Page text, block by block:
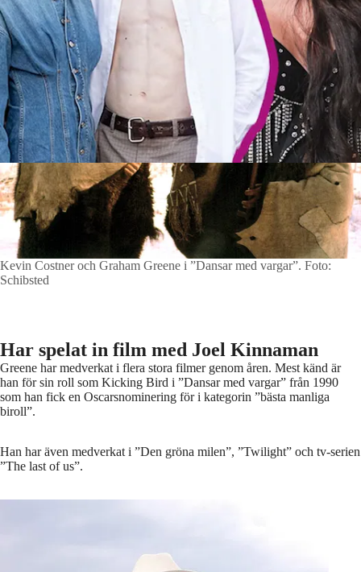
Kevin Costner och Graham Greene i ”Dansar med vargar”. Foto:
Schibsted
Har spelat in film med Joel Kinnaman
Greene har medverkat i flera stora filmer genom åren. Mest känd är
han för sin roll som Kicking Bird i ”Dansar med vargar” från 1990
som han fick en Oscarsnominering för i kategorin ”bästa manliga
biroll”.
Han har även medverkat i ”Den gröna milen”, ”Twilight” och tv-serien
”The last of us”.